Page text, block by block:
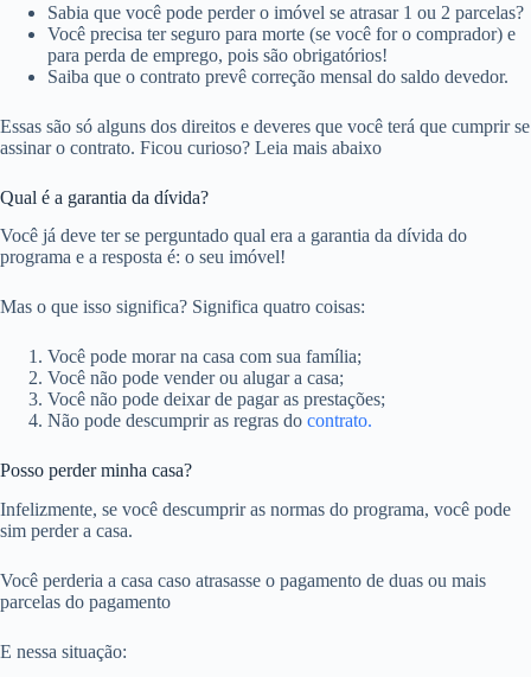
Sabia que você pode perder o imóvel se atrasar 1 ou 2 parcelas?
Você precisa ter seguro para morte (se você for o comprador) e
para perda de emprego, pois são obrigatórios!
Saiba que o contrato prevê correção mensal do saldo devedor.
Essas são só alguns dos direitos e deveres que você terá que cumprir se
assinar o contrato. Ficou curioso? Leia mais abaixo
Qual é a garantia da dívida?
Você já deve ter se perguntado qual era a garantia da dívida do
programa e a resposta é: o seu imóvel!
Mas o que isso significa? Significa quatro coisas:
Você pode morar na casa com sua família;
Você não pode vender ou alugar a casa;
Você não pode deixar de pagar as prestações;
Não pode descumprir as regras do contrato.
Posso perder minha casa?
Infelizmente, se você descumprir as normas do programa, você pode
sim perder a casa.
Você perderia a casa caso atrasasse o pagamento de duas ou mais
parcelas do pagamento
E nessa situação: